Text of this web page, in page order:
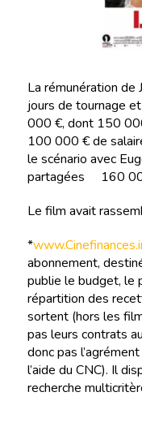
La rémunération de
jours de tournage
000 €, dont 150
100 000 € de
le scénario avec
partagées 160
Le film avait
*
abonnement,
publie le budget, le
répartition des
sortent (hors les
pas leurs contrats
donc pas
l’aide du CNC). Il
recherche